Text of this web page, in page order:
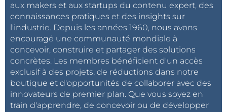
aux makers et aux startups du contenu expert, des
connaissances pratiques et des insights sur
l'industrie. Depuis les années 1960, nous avons
encouragé une communauté mondiale à
concevoir, construire et partager des solutions
concrètes. Les membres bénéficient d'un accès
exclusif à des projets, de réductions dans notre
boutique et d'opportunités de collaborer avec des
innovateurs de premier plan. Que vous soyez en
train d'apprendre, de concevoir ou de développer